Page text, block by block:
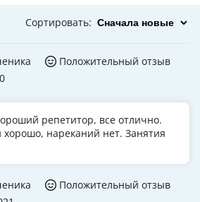
Сортировать:
Положительный отзыв
репетитор, все отлично.
хорошо, нареканий нет. Занятия
Положительный отзыв